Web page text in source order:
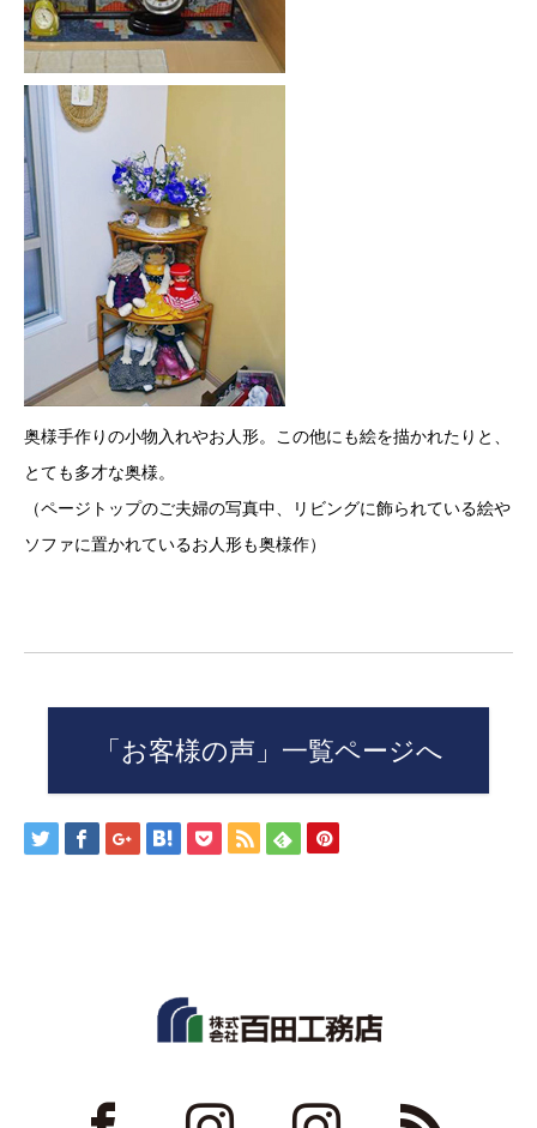
奥様手作りの小物入れやお人形。この他にも絵を描かれたりと、
とても多才な奥様。
（ページトップのご夫婦の写真中、リビングに飾られている絵や
ソファに置かれているお人形も奥様作）
「お客様の声」一覧ページへ
Instagram Instagram RSS